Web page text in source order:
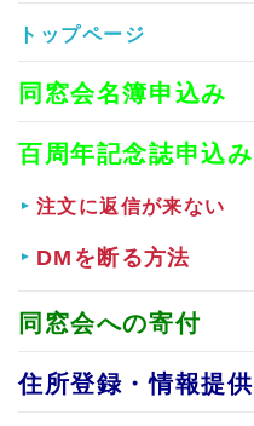
トップページ
同窓会名簿申込み
百周年記念誌申込み
注文に返信が来ない
DMを断る方法
同窓会への寄付
住所登録・情報提供